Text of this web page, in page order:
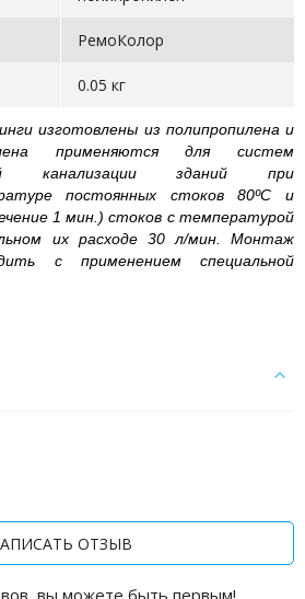
РемоКолор
0.05 кг
изготовлены из полипропилена и
применяются для систем
канализации зданий при
постоянных стоков 80ºС и
1 мин.) стоков с температурой
их расходе 30 л/мин. Монтаж
с применением специальной
ОТЗЫВ
вы можете быть первым!